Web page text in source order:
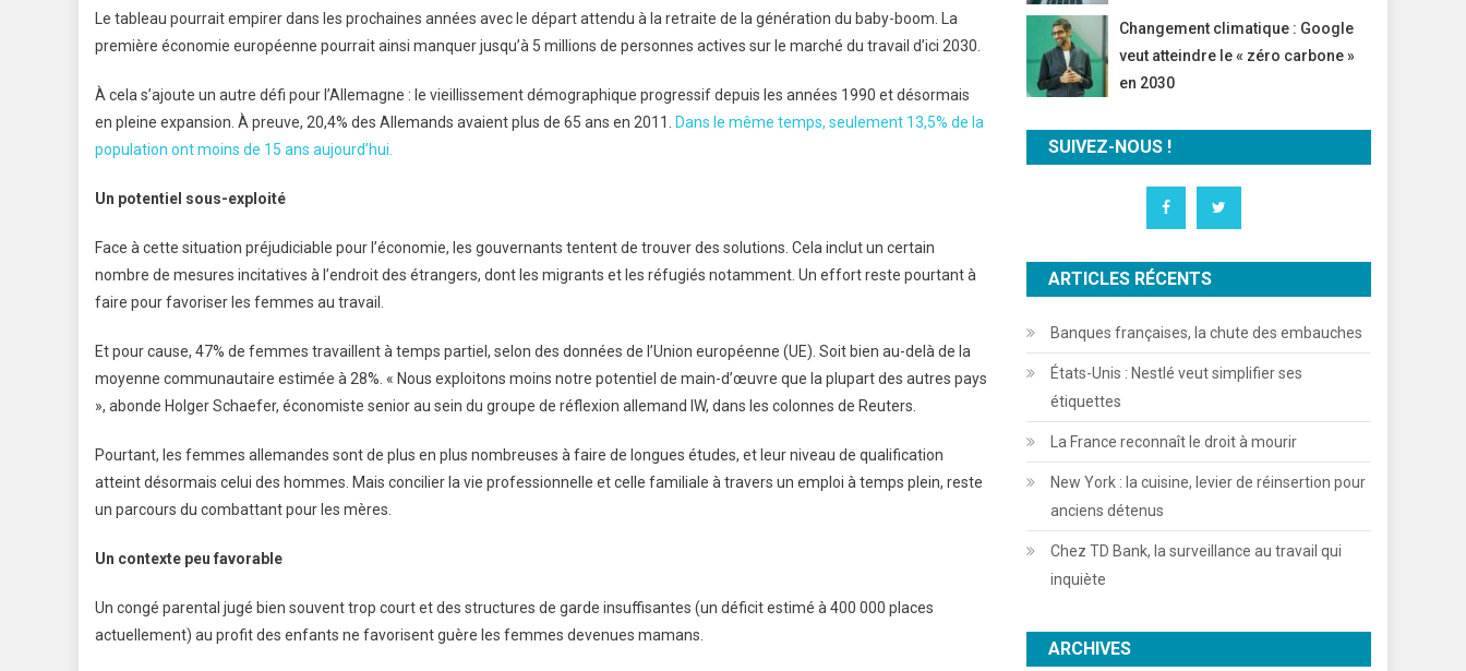
Le tableau pourrait empirer dans les prochaines années avec le départ attendu à la retraite de la génération du baby-boom. La
première économie européenne pourrait ainsi manquer jusqu’à 5 millions de personnes actives sur le marché du travail d’ici 2030.
À cela s’ajoute un autre défi pour l’Allemagne : le vieillissement démographique progressif depuis les années 1990 et désormais
en pleine expansion. À preuve, 20,4% des Allemands avaient plus de 65 ans en 2011.
Dans le même temps, seulement 13,5% de la
population ont moins de 15 ans aujourd’hui.
Un potentiel sous-exploité
Face à cette situation préjudiciable pour l’économie, les gouvernants tentent de trouver des solutions. Cela inclut un certain
nombre de mesures incitatives à l’endroit des étrangers, dont les migrants et les réfugiés notamment. Un effort reste pourtant à
faire pour favoriser les femmes au travail.
Et pour cause, 47% de femmes travaillent à temps partiel, selon des données de l’Union européenne (UE). Soit bien au-delà de la
moyenne communautaire estimée à 28%. « Nous exploitons moins notre potentiel de main-d’œuvre que la plupart des autres pays
», abonde Holger Schaefer, économiste senior au sein du groupe de réflexion allemand IW, dans les colonnes de Reuters.
Pourtant, les femmes allemandes sont de plus en plus nombreuses à faire de longues études, et leur niveau de qualification
atteint désormais celui des hommes. Mais concilier la vie professionnelle et celle familiale à travers un emploi à temps plein, reste
un parcours du combattant pour les mères.
Un contexte peu favorable
Un congé parental jugé bien souvent trop court et des structures de garde insuffisantes (un déficit estimé à 400 000 places
actuellement) au profit des enfants ne favorisent guère les femmes devenues mamans.
Changement climatique : Google
veut atteindre le « zéro carbone »
en 2030
SUIVEZ-NOUS !
ARTICLES RÉCENTS
Banques françaises, la chute des embauches
États-Unis : Nestlé veut simplifier ses
étiquettes
La France reconnaît le droit à mourir
New York : la cuisine, levier de réinsertion pour
anciens détenus
Chez TD Bank, la surveillance au travail qui
inquiète
ARCHIVES